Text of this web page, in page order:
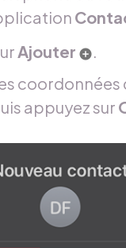
Ajouter
.
coordonnées
appuyez sur